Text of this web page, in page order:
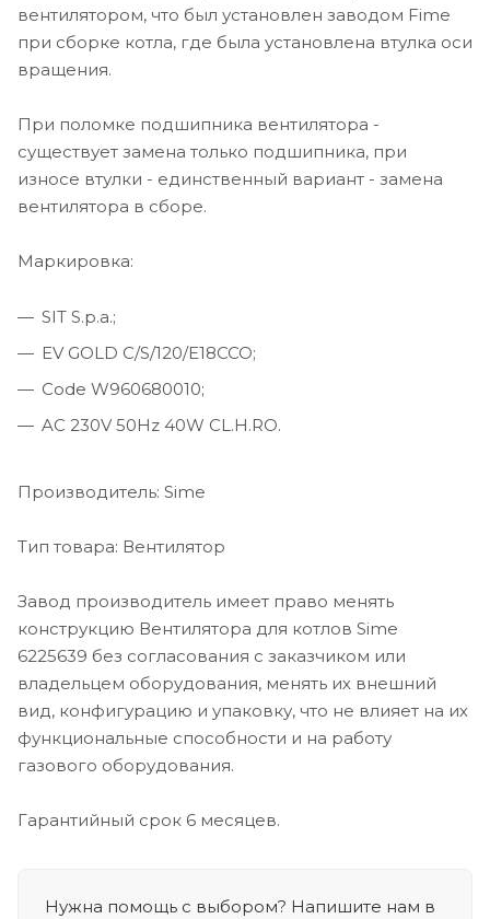
вентилятором, что был установлен заводом Fime
при сборке котла, где была установлена втулка оси
вращения.
При поломке подшипника вентилятора -
существует замена только подшипника, при
износе втулки - единственный вариант - замена
вентилятора в сборе.
Маркировка:
SIT S.p.a.;
EV GOLD C/S/120/E18CCO;
Code W960680010;
AC 230V 50Hz 40W CL.H.RO.
Производитель: Sime
Тип товара: Вентилятор
Завод производитель имеет право менять
конструкцию Вентилятора для котлов Sime
6225639 без согласования с заказчиком или
владельцем оборудования, менять их внешний
вид, конфигурацию и упаковку, что не влияет на их
функциональные способности и на работу
газового оборудования.
Гарантийный срок 6 месяцев.
Нужна помощь с выбором? Напишите нам в